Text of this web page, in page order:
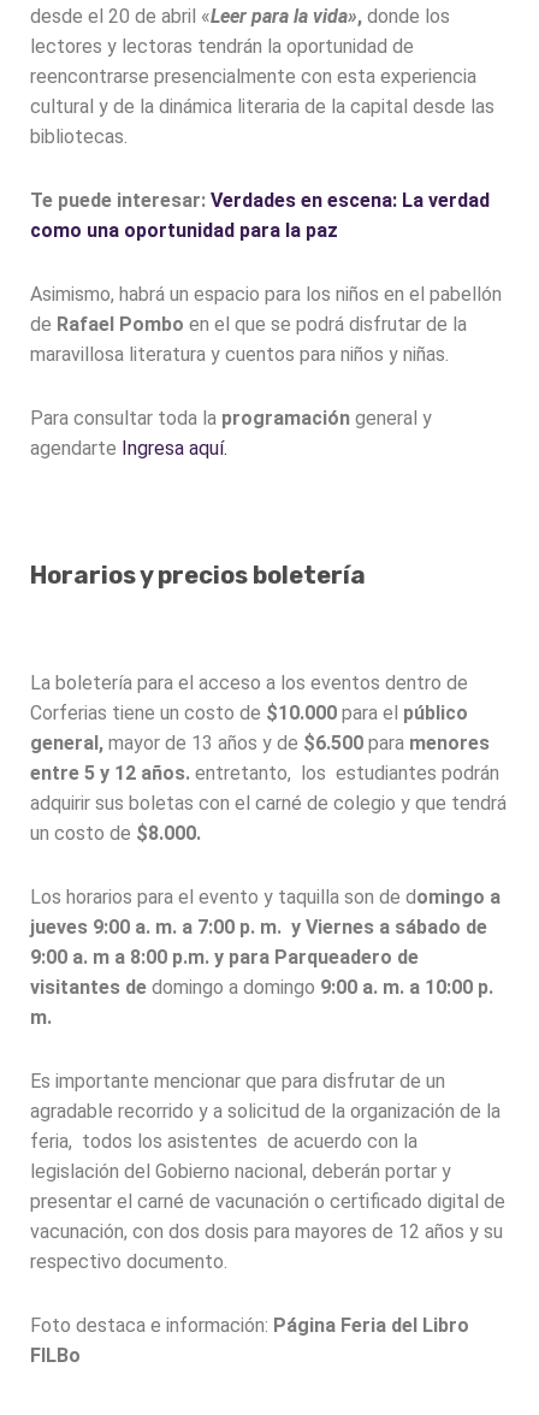
desde el 20 de abril «Leer para la vida», donde los
lectores y lectoras tendrán la oportunidad de
reencontrarse presencialmente con esta experiencia
cultural y de la dinámica literaria de la capital desde las
bibliotecas.
Te puede interesar: Verdades en escena: La verdad
como una oportunidad para la paz
Asimismo, habrá un espacio para los niños en el pabellón
de Rafael Pombo en el que se podrá disfrutar de la
maravillosa literatura y cuentos para niños y niñas.
Para consultar toda la programación general y
agendarte Ingresa aquí.
Horarios y precios boletería
La boletería para el acceso a los eventos dentro de
Corferias tiene un costo de $10.000 para el público
general, mayor de 13 años y de $6.500 para menores
entre 5 y 12 años. entretanto, los estudiantes podrán
adquirir sus boletas con el carné de colegio y que tendrá
un costo de $8.000.
Los horarios para el evento y taquilla son de domingo a
jueves 9:00 a. m. a 7:00 p. m. y Viernes a sábado de
9:00 a. m a 8:00 p.m. y para Parqueadero de
visitantes de domingo a domingo 9:00 a. m. a 10:00 p.
m.
Es importante mencionar que para disfrutar de un
agradable recorrido y a solicitud de la organización de la
feria, todos los asistentes de acuerdo con la
legislación del Gobierno nacional, deberán portar y
presentar el carné de vacunación o certificado digital de
vacunación, con dos dosis para mayores de 12 años y su
respectivo documento.
Foto destaca e información: Página Feria del Libro
FILBo